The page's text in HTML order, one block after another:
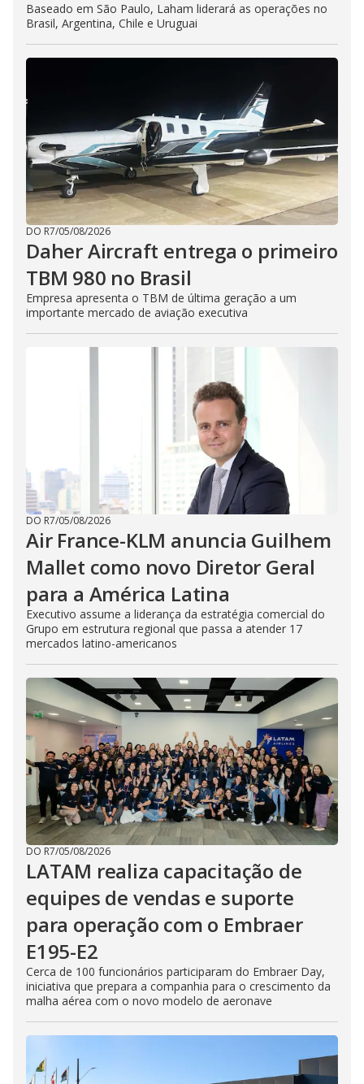
Baseado em São Paulo, Laham liderará as operações no
Brasil, Argentina, Chile e Uruguai
DO R7/05/08/2026
Daher Aircraft entrega o primeiro
TBM 980 no Brasil
Empresa apresenta o TBM de última geração a um
importante mercado de aviação executiva
DO R7/05/08/2026
Air France-KLM anuncia Guilhem
Mallet como novo Diretor Geral
para a América Latina
Executivo assume a liderança da estratégia comercial do
Grupo em estrutura regional que passa a atender 17
mercados latino-americanos
DO R7/05/08/2026
LATAM realiza capacitação de
equipes de vendas e suporte
para operação com o Embraer
E195-E2
Cerca de 100 funcionários participaram do Embraer Day,
iniciativa que prepara a companhia para o crescimento da
malha aérea com o novo modelo de aeronave